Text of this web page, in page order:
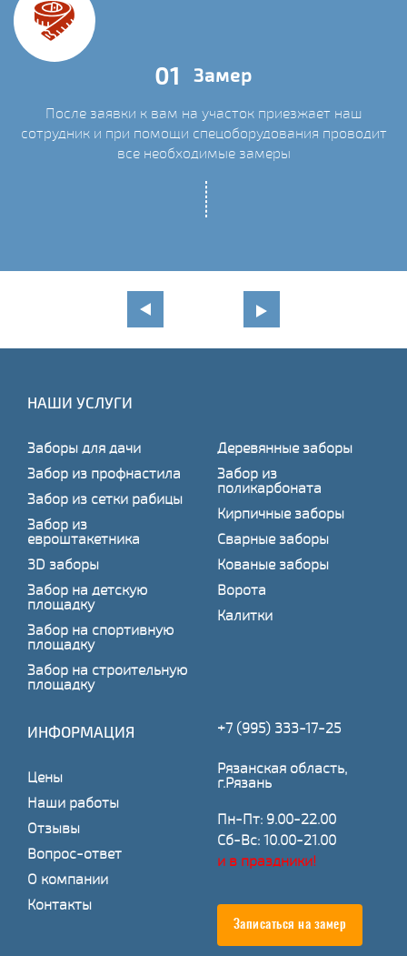
01 Замер
После заявки к вам на участок приезжает наш
сотрудник и при помощи спецоборудования проводит
все необходимые замеры
НАШИ УСЛУГИ
Заборы для дачи
Забор из профнастила
Забор из сетки рабицы
Забор из
евроштакетника
3D заборы
Забор на детскую
площадку
Забор на спортивную
площадку
Забор на строительную
площадку
Деревянные заборы
Забор из
поликарбоната
Кирпичные заборы
Сварные заборы
Кованые заборы
Ворота
Калитки
ИНФОРМАЦИЯ
Цены
Наши работы
Отзывы
Вопрос-ответ
О компании
Контакты
+7 (995) 333-17-25
Рязанская область,
г.Рязань
Пн-Пт: 9.00-22.00
Сб-Вс: 10.00-21.00
и в праздники!
Записаться на замер